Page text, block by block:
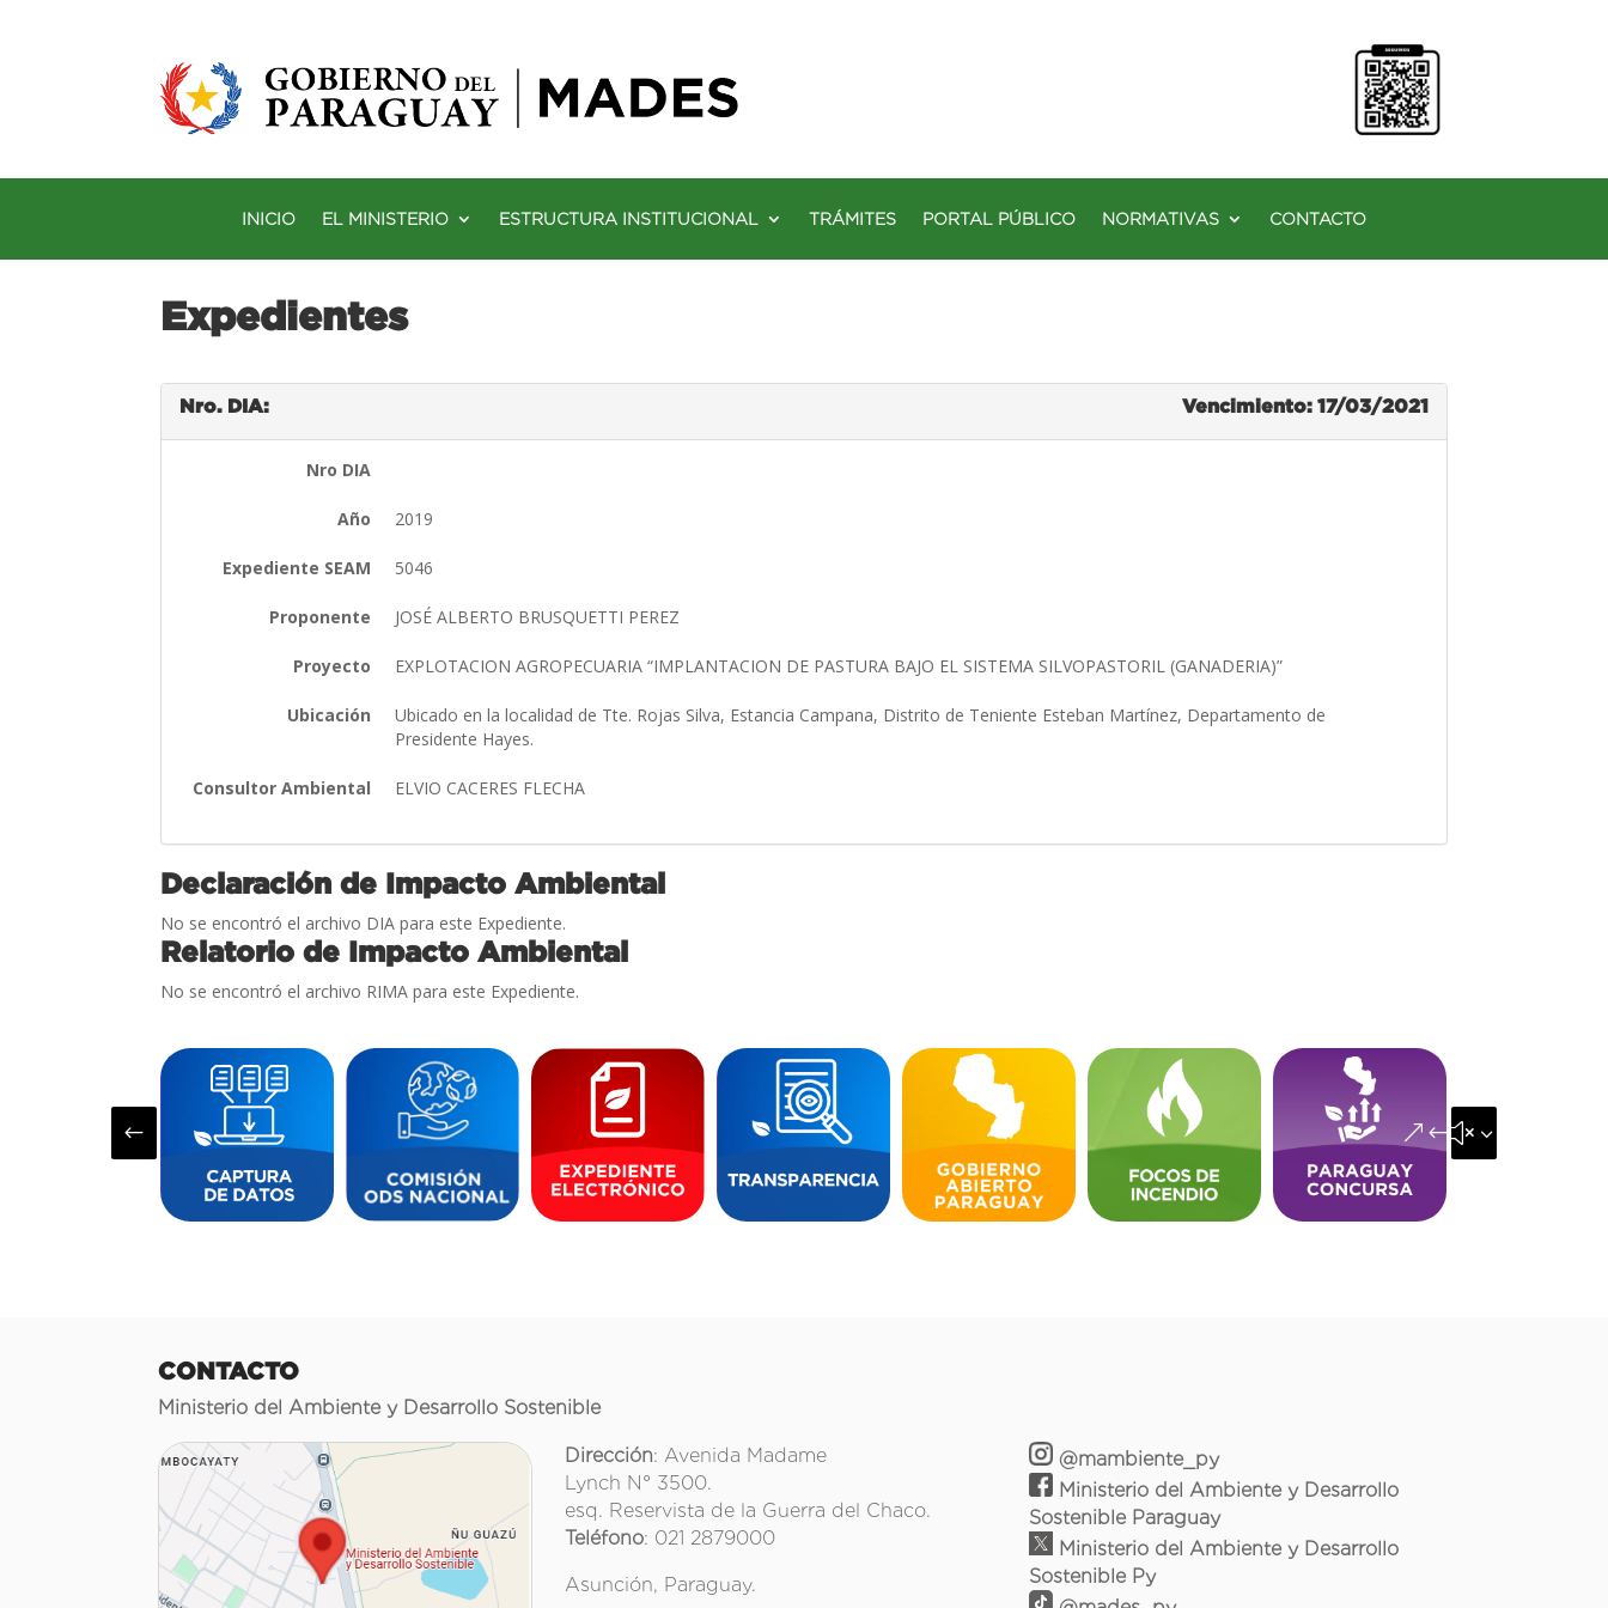
INICIO EL MINISTERIO ESTRUCTURA INSTITUCIONAL TRÁMITES PORTAL PÚBLICO NORMATIVAS CONTACTO
Expedientes
Nro. DIA: Vencimiento: 17/03/2021
Nro DIA
Año 2019
Expediente SEAM 5046
Proponente JOSÉ ALBERTO BRUSQUETTI PEREZ
Proyecto EXPLOTACION AGROPECUARIA “IMPLANTACION DE PASTURA BAJO EL SISTEMA SILVOPASTORIL (GANADERIA)”
Ubicación
Ubicado en la localidad de Tte. Rojas Silva, Estancia Campana, Distrito de Teniente Esteban Martínez, Departamento de
Presidente Hayes.
Consultor Ambiental ELVIO CACERES FLECHA
Declaración de Impacto Ambiental
No se encontró el archivo DIA para este Expediente.
Relatorio de Impacto Ambiental
No se encontró el archivo RIMA para este Expediente.
# &#x35;
CONTACTO
Ministerio del Ambiente y Desarrollo Sostenible
Dirección: Avenida Madame
Lynch N° 3500.
esq. Reservista de la Guerra del Chaco.
Teléfono: 021 2879000
Asunción, Paraguay.
@mambiente_py
Ministerio del Ambiente y Desarrollo
Sostenible Paraguay
Ministerio del Ambiente y Desarrollo
Sostenible Py